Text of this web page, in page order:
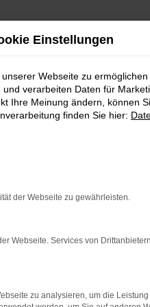
Seiten verhindern.
Stand sind.
Einstellungen
Webseite zu
verarbeiten Daten für
Ihre Meinung ändern, können
finden Sie hier:
der Webseite zu gewährleisten.
Webseite. Services von
zu analysieren, um die